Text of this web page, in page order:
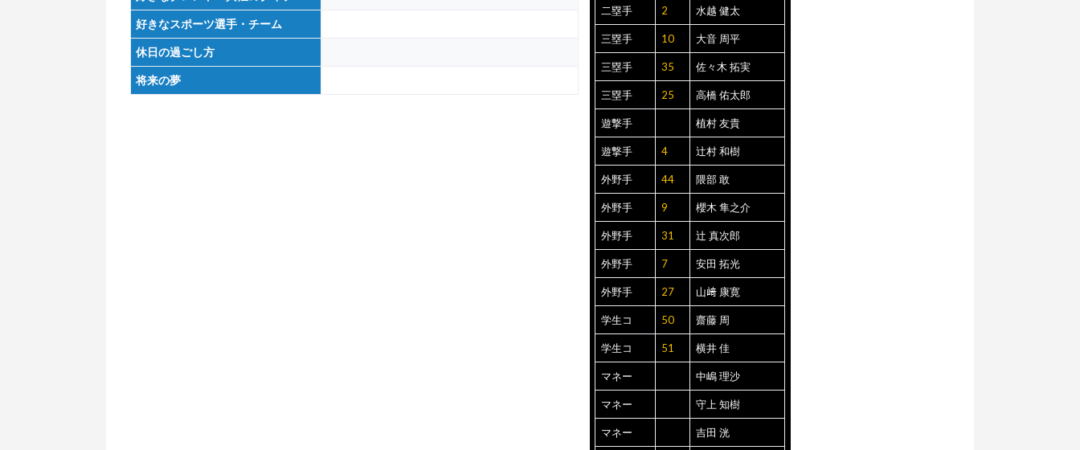
好きなスポーツ選手・チーム
休日の過ごし方
将来の夢
二塁手 2 水越 健太
三塁手 10 大音 周平
三塁手 35 佐々木 拓実
三塁手 25 高橋 佑太郎
遊撃手 植村 友貴
遊撃手 4 辻村 和樹
外野手 44 隈部 敢
外野手 9 櫻木 隼之介
外野手 31 辻 真次郎
外野手 7 安田 拓光
外野手 27 山﨑 康寛
学生コ 50 齋藤 周
学生コ 51 横井 佳
マネー 中嶋 理沙
マネー 守上 知樹
マネー 吉田 洸